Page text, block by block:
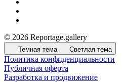
© 2026 Reportage.gallery
Темная тема Светлая тема
Политика конфиденциальности
Публичная оферта
Разработка и продвижение